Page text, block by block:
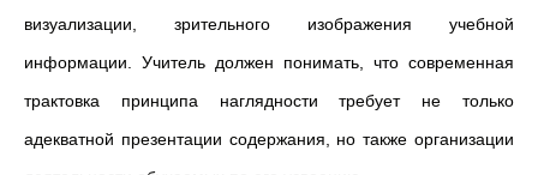
визуализации, зрительного изображения учебной
информации. Учитель должен понимать, что современная
трактовка принципа наглядности требует не только
адекватной презентации содержания, но также организации